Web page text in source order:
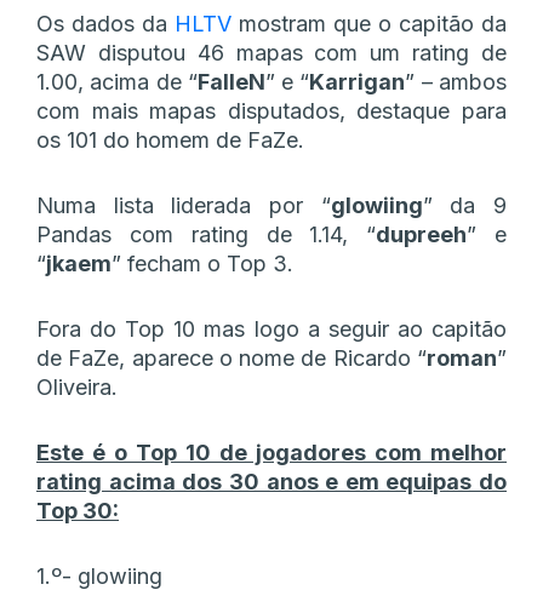
Os dados da HLTV mostram que o capitão da
SAW disputou 46 mapas com um rating de
1.00, acima de “FalleN” e “Karrigan” – ambos
com mais mapas disputados, destaque para
os 101 do homem de FaZe.
Numa lista liderada por “glowiing” da 9
Pandas com rating de 1.14, “dupreeh” e
“jkaem” fecham o Top 3.
Fora do Top 10 mas logo a seguir ao capitão
de FaZe, aparece o nome de Ricardo “roman”
Oliveira.
Este é o Top 10 de jogadores com melhor
rating acima dos 30 anos e em equipas do
Top 30:
1.º- glowiing